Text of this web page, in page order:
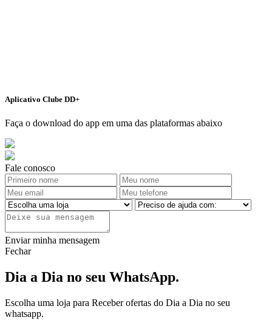
Aplicativo Clube DD+
Faça o download do app em uma das plataformas abaixo
Fale conosco
Enviar minha mensagem
Fechar
Dia a Dia no seu WhatsApp.
Escolha uma loja para Receber ofertas do Dia a Dia no seu
whatsapp.